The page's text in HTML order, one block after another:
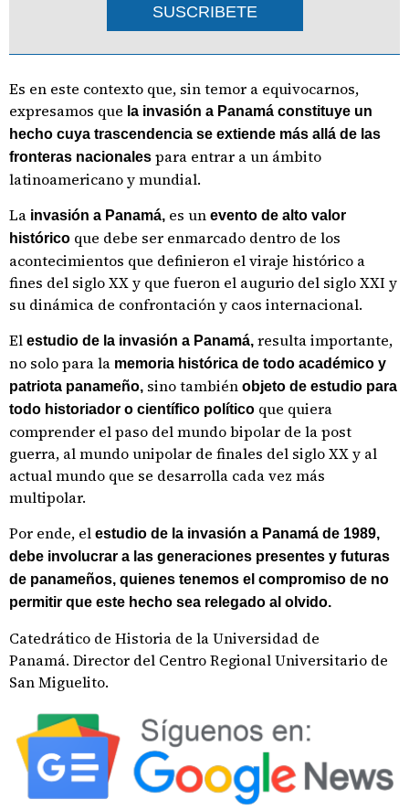
SUSCRIBETE
Es en este contexto que, sin temor a equivocarnos,
expresamos que la invasión a Panamá constituye un
hecho cuya trascendencia se extiende más allá de las
fronteras nacionales para entrar a un ámbito
latinoamericano y mundial.
La invasión a Panamá, es un evento de alto valor
histórico que debe ser enmarcado dentro de los
acontecimientos que definieron el viraje histórico a
fines del siglo XX y que fueron el augurio del siglo XXI y
su dinámica de confrontación y caos internacional.
El estudio de la invasión a Panamá, resulta importante,
no solo para la memoria histórica de todo académico y
patriota panameño, sino también objeto de estudio para
todo historiador o científico político que quiera
comprender el paso del mundo bipolar de la post
guerra, al mundo unipolar de finales del siglo XX y al
actual mundo que se desarrolla cada vez más
multipolar.
Por ende, el estudio de la invasión a Panamá de 1989,
debe involucrar a las generaciones presentes y futuras
de panameños, quienes tenemos el compromiso de no
permitir que este hecho sea relegado al olvido.
Catedrático de Historia de la Universidad de
Panamá. Director del Centro Regional Universitario de
San Miguelito.